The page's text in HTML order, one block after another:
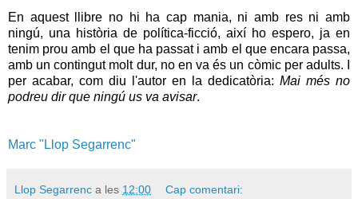
En aquest llibre no hi ha cap mania, ni amb res ni amb
ningú, una història de política-ficció, així ho espero, ja en
tenim prou amb el que ha passat i amb el que encara passa,
amb un contingut molt dur, no en va és un còmic per adults. I
per acabar, com diu l'autor en la dedicatòria: Mai més no
podreu dir que ningú us va avisar.
Marc "Llop Segarrenc"
Llop Segarrenc a les 12:00 Cap comentari: